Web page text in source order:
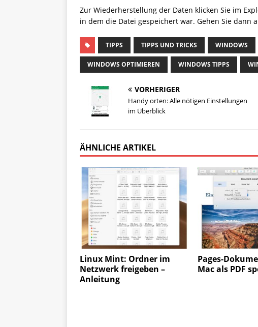
Zur Wiederherstellung der Daten klicken Sie im
in dem die Datei gespeichert war. Gehen Sie dann
TIPPS TIPPS UND TRICKS WINDOWS
WINDOWS OPTIMIEREN WINDOWS TIPPS
VORHERIGER
Handy orten: Alle nötigen Einstellungen
im Überblick
ÄHNLICHE ARTIKEL
Linux Mint: Ordner im
Netzwerk freigeben –
Anleitung
Pages-
Mac als PDF